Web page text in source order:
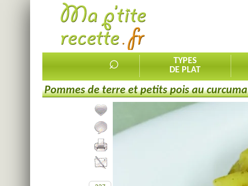
⌕
TYPES
DE PLAT
Pommes de terre et petits pois au curcuma
Ajouter la recette à mes favorites
Commenter, noter la recette